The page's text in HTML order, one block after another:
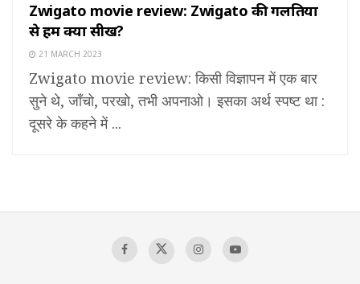
Zwigato movie review: Zwigato की गलतियों
से हम क्या सीखें?
21 MARCH 2023
Zwigato movie review: किसी विज्ञापन में एक बार
सुने थे, जाँचो, परखो, तभी अपनाओ। इसका अर्थ स्पष्ट था :
दूसरे के कहने में ...